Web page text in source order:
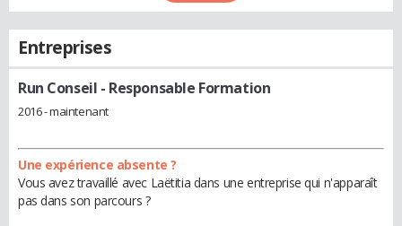
Entreprises
Run Conseil - Responsable Formation
2016 - maintenant
Une expérience absente ?
Vous avez travaillé avec Laëtitia dans une entreprise qui n'apparaît
pas dans son parcours ?